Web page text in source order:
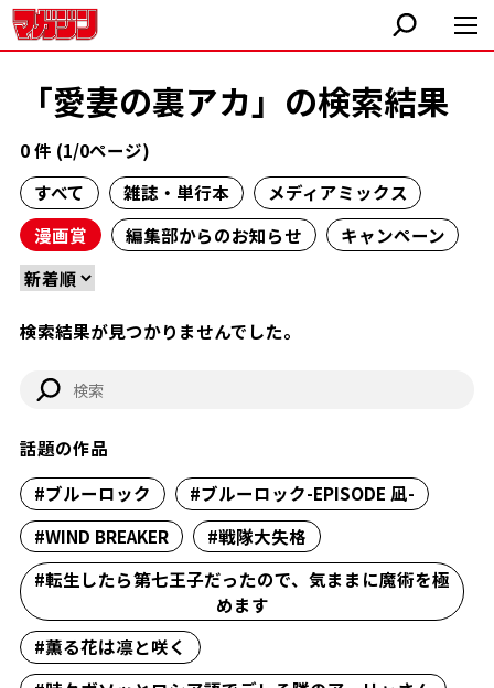
「愛妻の裏アカ」の検索結果
0 件 (1/0ページ)
すべて
雑誌・単行本
メディアミックス
漫画賞
編集部からのお知らせ キャンペーン
検索結果が見つかりませんでした。
話題の作品
#ブルーロック
#ブルーロック-EPISODE 凪-
#WIND BREAKER
#戦隊大失格
#転生したら第七王子だったので、気ままに魔術を極
めます
#薫る花は凛と咲く